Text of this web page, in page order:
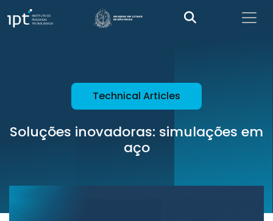
Technical Articles
Soluções inovadoras: simulações em
aço